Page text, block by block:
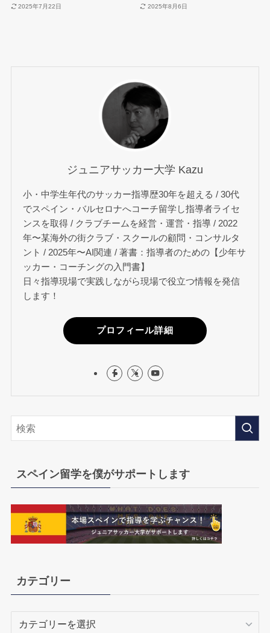
2025年7月22日 2025年8月6日
ジュニアサッカー大学 Kazu
小・中学生年代のサッカー指導歴30年を超える / 30代
でスペイン・バルセロナへコーチ留学し指導者ライセ
ンスを取得 / クラブチームを経営・運営・指導 / 2022
年〜某海外の街クラブ・スクールの顧問・コンサルタ
ント / 2025年〜AI関連 / 著書：指導者のための【少年サ
ッカー・コーチングの入門書】
日々指導現場で実践しながら現場で役立つ情報を発信
します！
プロフィール詳細
スペイン留学を僕がサポートします
カテゴリー